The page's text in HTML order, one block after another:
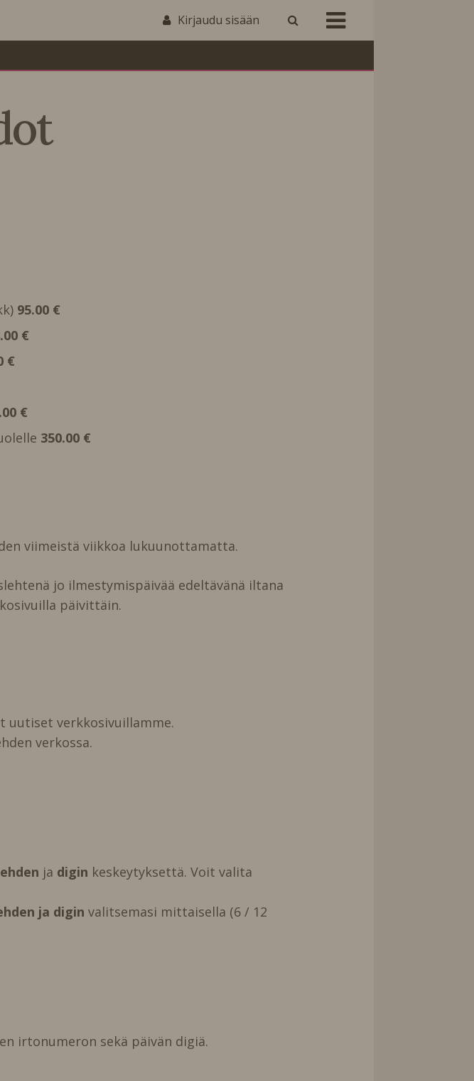
Kirjaudu sisään
95.00 €
€
€
€
350.00 €
viimeistä viikkoa lukuunottamatta.
jo ilmestymispäivää edeltävänä iltana
päivittäin.
uutiset verkkosivuillamme.
verkossa.
ja digin keskeytyksettä. Voit valita
ja digin valitsemasi mittaisella (6 / 12
irtonumeron sekä päivän digiä.